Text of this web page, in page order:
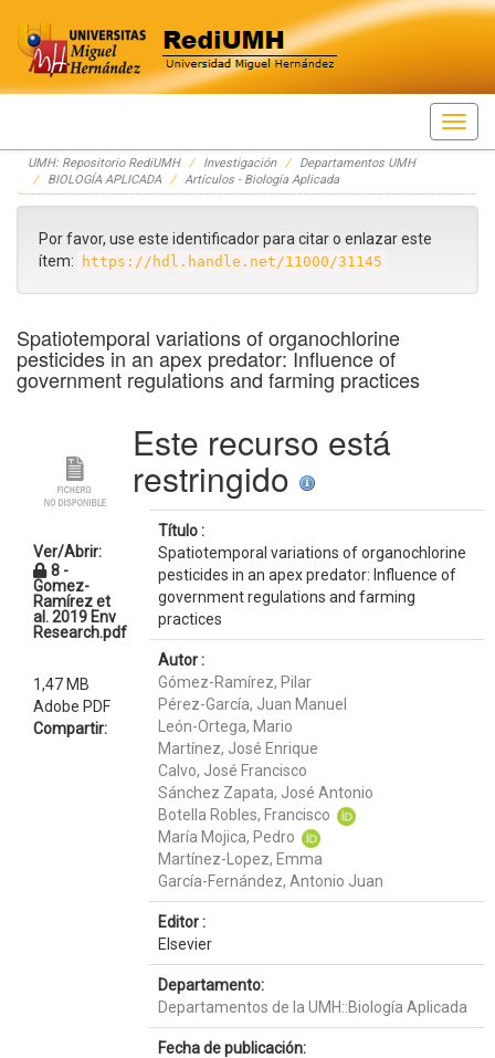
Skip
navigation
UMH: Repositorio RediUMH Investigación
Departamentos UMH
BIOLOGÍA APLICADA
Artículos - Biología Aplicada
Por favor, use este identificador para citar o enlazar este
ítem:
https://hdl.handle.net/11000/31145
Spatiotemporal variations of organochlorine
pesticides in an apex predator: Influence of
government regulations and farming practices
Ver/Abrir:
8 -
Gomez-
Ramírez et
al. 2019 Env
Research.pdf
1,47 MB
Adobe PDF
Compartir:
Este recurso está
restringido
Título :
Spatiotemporal variations of organochlorine
pesticides in an apex predator: Influence of
government regulations and farming
practices
Autor :
Gómez-Ramírez, Pilar
Pérez-García, Juan Manuel
León-Ortega, Mario
Martínez, José Enrique
Calvo, José Francisco
Sánchez Zapata, José Antonio
Botella Robles, Francisco
María Mojica, Pedro
Martínez-Lopez, Emma
García-Fernández, Antonio Juan
Editor :
Elsevier
Departamento:
Departamentos de la UMH::Biología Aplicada
Fecha de publicación: